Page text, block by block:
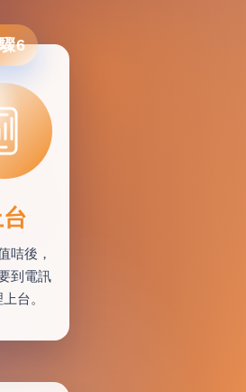
6
咭後，
到電訊
台。